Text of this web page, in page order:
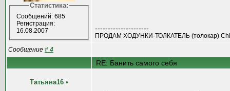
Статистика:
Сообщений: 685
Регистрация:
16.08.2007
---------------------
ПРОДАМ ХОДУНКИ-ТОЛКАТЕЛЬ (толокар)
Сообщение # 4
RE: Банить самого себя
Татьяна16 •